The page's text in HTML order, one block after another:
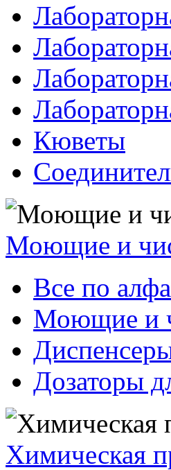
Кюветы
Моющие и
Все по
Моющие и
Дозаторы
Химическая